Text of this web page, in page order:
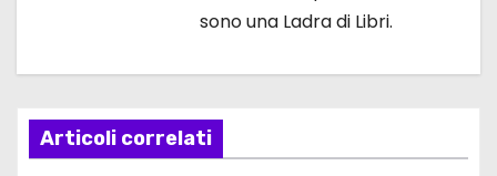
o
sono una Ladra di Libri.
Articoli correlati